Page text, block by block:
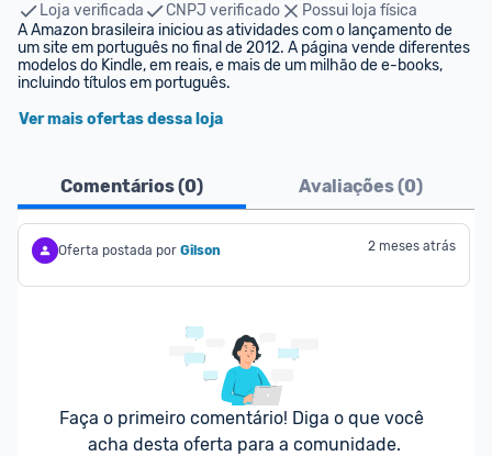
Loja verificada
CNPJ verificado
Possui loja física
A Amazon brasileira iniciou as atividades com o lançamento de
um site em português no final de 2012. A página vende diferentes
modelos do Kindle, em reais, e mais de um milhão de e-books,
incluindo títulos em português.
Ver mais ofertas dessa loja
Comentários (0) Avaliações (0)
Oferta postada por Gilson 2 meses atrás
Faça o primeiro comentário! Diga o que você
acha desta oferta para a comunidade.